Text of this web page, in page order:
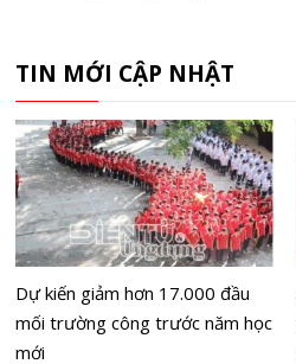
TIN MỚI CẬP NHẬT
Dự kiến giảm hơn 17.000 đầu
mối trường công trước năm học
mới